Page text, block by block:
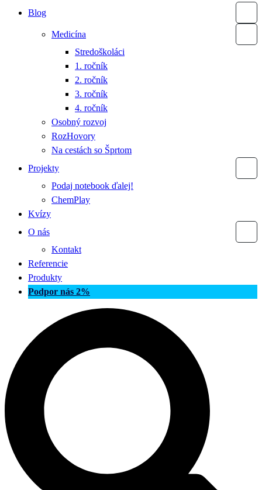
Blog
Medicína
Stredoškoláci
1. ročník
2. ročník
3. ročník
4. ročník
Osobný rozvoj
RozHovory
Na cestách so Šprtom
Projekty
Podaj notebook ďalej!
ChemPlay
Kvízy
O nás
Kontakt
Referencie
Produkty
Podpor nás 2%